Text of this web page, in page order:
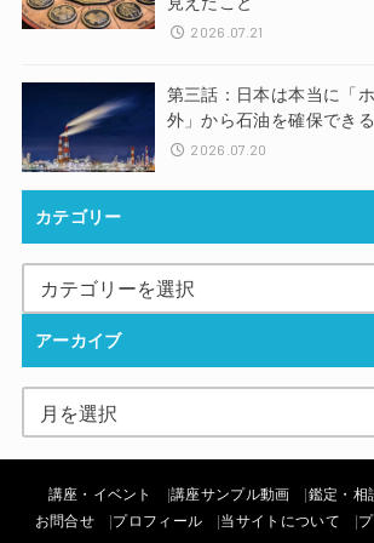
2026.07.21
第三話：日本は本当に「
外」から石油を確保でき
2026.07.20
カテゴリー
アーカイブ
講座・イベント 講座サンプル動画 鑑定・相
お問合せ
プロフィール 当サイトについて